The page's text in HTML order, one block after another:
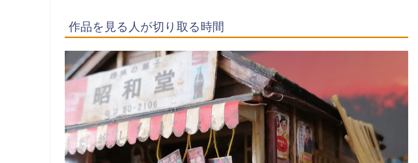
作品を見る人が切り取る時間